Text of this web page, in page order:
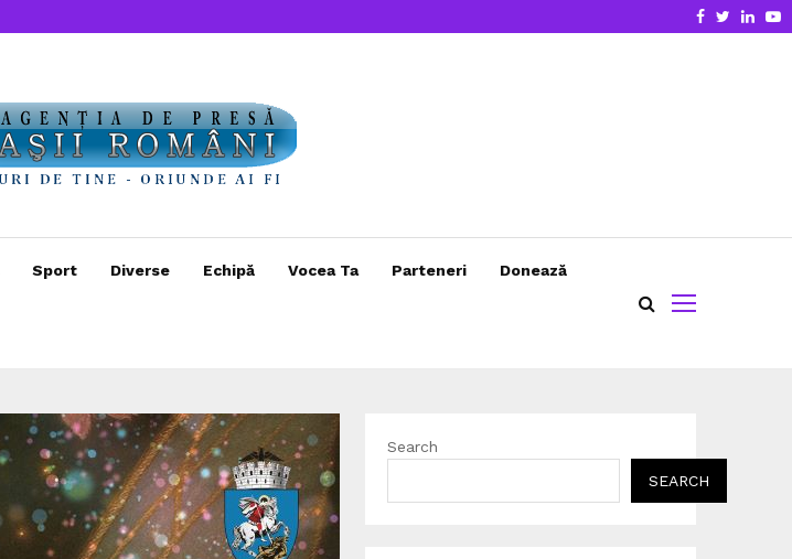
Facebook
Twitter
Sport Diverse Echipă Vocea Ta Parteneri Donează
Search
SEARCH